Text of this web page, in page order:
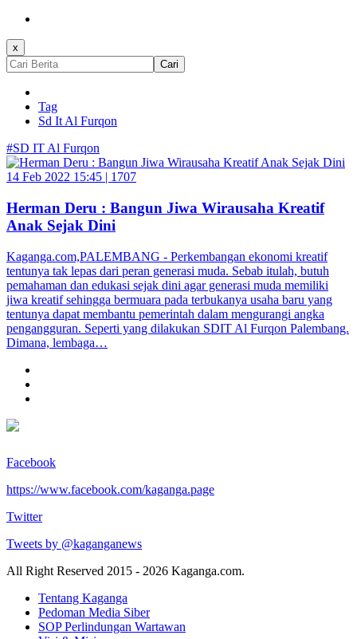
x
Cari
Tag
Sd It Al Furqon
#SD IT Al Furqon
14 Feb 2022 15:45 | 1707
Herman Deru : Bangun Jiwa Wirausaha Kreatif
Anak Sejak Dini
Kaganga.com,PALEMBANG - Perkembangan ekonomi kreatif
tentunya tak lepas dari peran generasi muda. Sebab itulah, butuh
pemahaman dan edukasi sejak dini agar generasi muda memiliki
jiwa kreatif sehingga bermuara pada terbukanya usaha baru yang
tentunya dapat membantu pemerintah dalam mengurangi angka
pengangguran. Seperti yang dilakukan SDIT Al Furqon Palembang.
Dimana, lembaga…
Facebook
https://www.facebook.com/kaganga.page
Twitter
Tweets by @kaganganews
All Right Reserved 2015 - 2026 Kaganga.com.
Tentang Kaganga
Pedoman Media Siber
SOP Perlindungan Wartawan